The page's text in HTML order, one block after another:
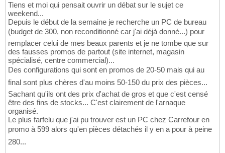
Tiens et moi qui pensait ouvrir un débat sur le sujet ce
weekend...
Depuis le début de la semaine je recherche un PC de bureau
(budget de 300, non reconditionné car j'ai déjà donné...) pour
remplacer celui de mes beaux parents et je ne tombe que sur
des fausses promos de partout (site internet, magasin
spécialisé, centre commercial)...
Des configurations qui sont en promos de 20-50 mais qui au
final sont plus chères d'au moins 50-150 du prix des pièces...
Sachant qu'ils ont des prix d'achat de gros et que c'est censé
être des fins de stocks... C'est clairement de l'arnaque
organisé.
Le plus farfelu que j'ai pu trouver est un PC chez Carrefour en
promo à 599 alors qu'en pièces détachés il y en a pour à peine
280...